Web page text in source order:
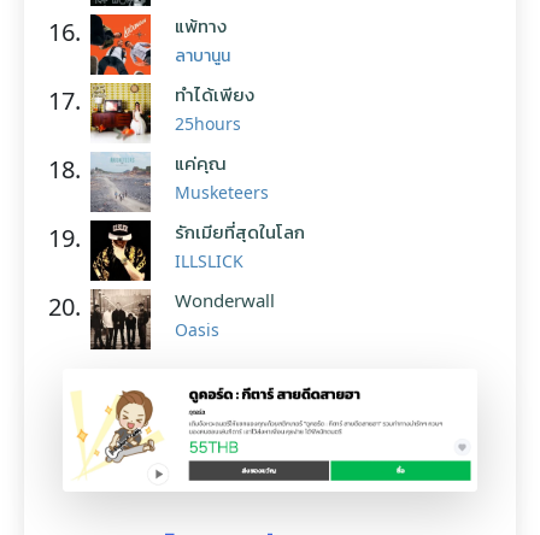
16. แพ้ทาง
ลาบานูน
17. ทำได้เพียง
25hours
18. แค่คุณ
Musketeers
19. รักเมียที่สุดในโลก
ILLSLICK
20. Wonderwall
Oasis